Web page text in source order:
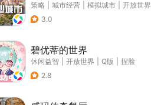
策略 城市经营 模拟城市
开放世界
3.0
碧优蒂的世界
休闲益智 开放世界 Q版
捏脸
2.8